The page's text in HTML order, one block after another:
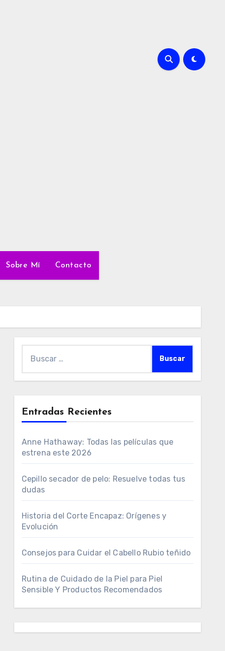
Sobre Mí Contacto
Entradas Recientes
Anne Hathaway: Todas las películas que
estrena este 2026
Cepillo secador de pelo: Resuelve todas tus
dudas
Historia del Corte Encapaz: Orígenes y
Evolución
Consejos para Cuidar el Cabello Rubio teñido
Rutina de Cuidado de la Piel para Piel
Sensible Y Productos Recomendados